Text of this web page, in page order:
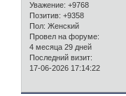
Уважение: +9768
Позитив: +9358
Пол: Женский
Провел на форуме:
4 месяца 29 дней
Последний визит:
17-06-2026 17:14:22